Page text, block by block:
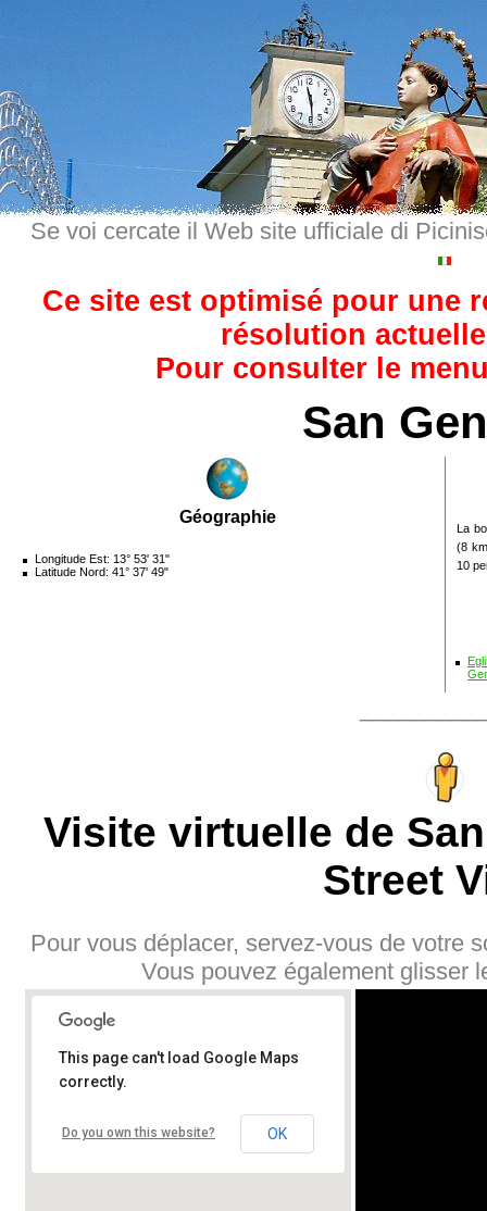
Se voi cercate il Web site ufficiale di
Ce site est optimisé pour une
résolution
Pour consulter le
San
Géographie
Longitude Est: 13° 53' 31"
Latitude Nord: 41° 37' 49"
La
(8
10
Visite virtuelle de
Street
Pour vous déplacer, servez-vous de votre
Vous pouvez également glisser
This page can't load Google Maps
correctly.
Do you own this website? OK